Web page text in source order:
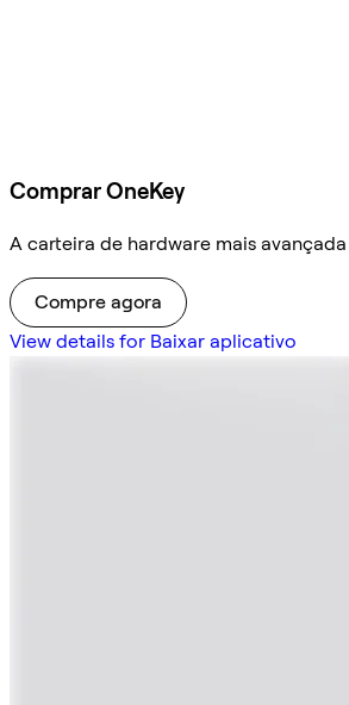
Comprar OneKey
A carteira de hardware mais
Compre agora
View details for Baixar aplicativo